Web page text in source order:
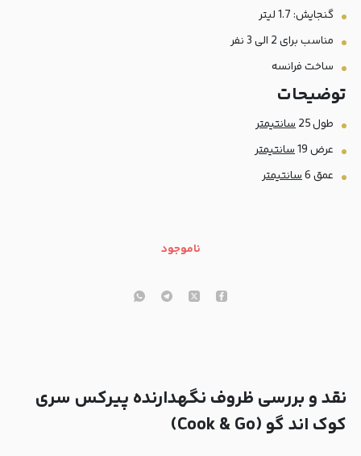
گنجایش: 1.7 لیتر
مناسب برای 2 الی 3 نفر
ساخت فرانسه
توضيحات
طول 25
سانتیمتر
عرض 19
سانتیمتر
عمق 6
سانتیمتر
ناموجود
نقد و بررسی ظروف نگهدارنده پیرکس سری
کوک اند گو (Cook & Go)